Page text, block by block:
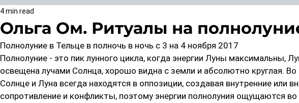
Ольга Ом. Ритуалы на
4 min read
Полнолуние в Тельцe в полночь в ночь с 3 на 4 ноября 2017
Полнолуние - это пик лунного цикла, когда энергии Луны максимальны,
освещена лучами Солнца, хорошо видна с земли и абсолютно круглая. Во
Солнце и Луна всегда находятся в оппозиции, создавая внутренние или
сопротивление и конфликты, поэтому энергии полнолуния ощущаются во